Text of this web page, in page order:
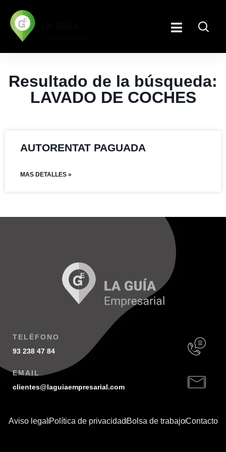
Resultado de la búsqueda:
LAVADO DE COCHES
AUTORENTAT PAGUADA
MAS DETALLES »
TELÉFONO
93 238 47 84
EMAIL
clientes@laguiaempresarial.com
Aviso legal Política de privacidadBolsa de trabajoContacto